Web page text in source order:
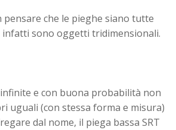
pensare che le pieghe siano tutte
infatti sono oggetti tridimensionali.
e con buona probabilità non
uguali (con stessa forma e misura)
dal nome, il piega bassa SRT